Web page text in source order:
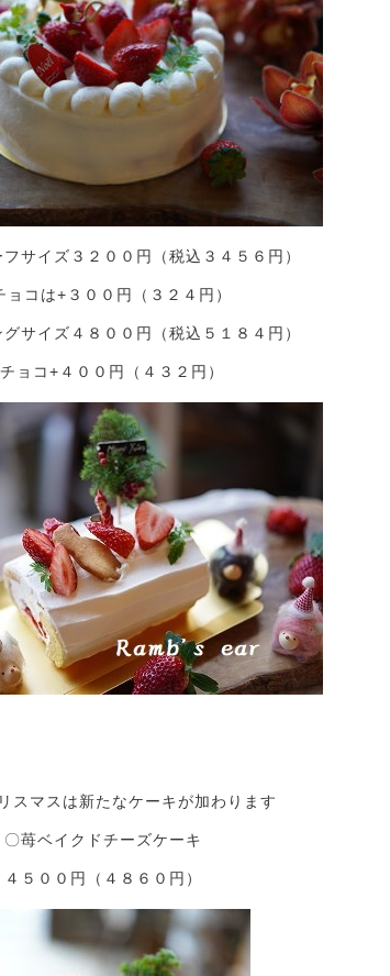
サイズ３２００円（税込３４５６円）
ョコは+３００円（３２４円）
サイズ４８００円（税込５１８４円）
ョコ+４００円（４３２円）
スマスは新たなケーキが加わります
〇苺ベイクドチーズケーキ
４５００円（４８６０円）